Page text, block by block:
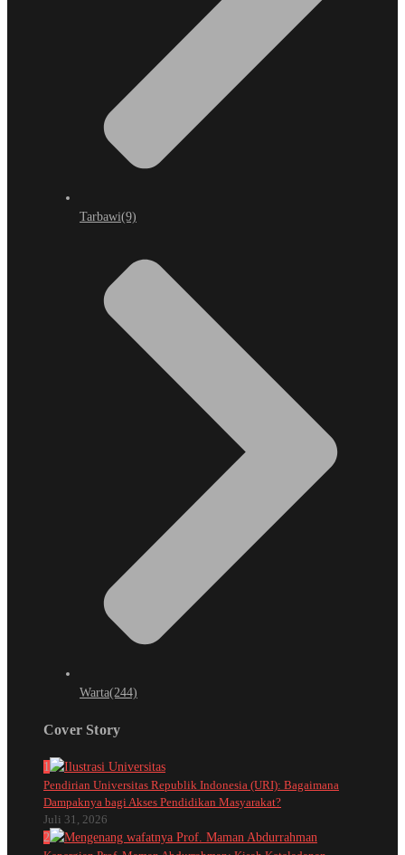
Tarbawi(9)
Warta(244)
Cover Story
1
Pendirian Universitas Republik Indonesia (URI): Bagaimana
Dampaknya bagi Akses Pendidikan Masyarakat?
Juli 31, 2026
2